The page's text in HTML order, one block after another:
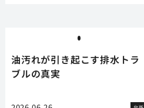
油汚れが引き起こす排水トラ
ブルの真実